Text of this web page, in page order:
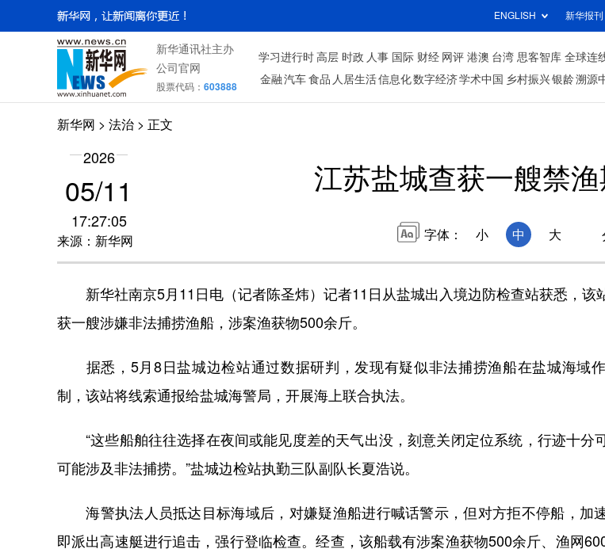
ENGLISH 新华报刊
新华通讯社主办
公司官网
股票代码： 603888
学习进行时 高层 时政 人事 国际 财经 网评 港澳 台湾 思客智库 全球连
金融 汽车 食品 人居生活信息化数字经济学术中国 乡村振兴银龄溯源
新华网 > 法治 > 正文
2026
05/11
17:27:05
来源：新华网
江苏盐城查获一艘禁
字体： 小 中 大
新华社南京5月11日电（记者陈圣炜）记者11日从盐城出入境边防检查站获悉，该
获一艘涉嫌非法捕捞渔船，涉案渔获物500余斤。
据悉，5月8日盐城边检站通过数据研判，发现有疑似非法捕捞渔船在盐城海域
制，该站将线索通报给盐城海警局，开展海上联合执法。
“这些船舶往往选择在夜间或能见度差的天气出没，刻意关闭定位系统，行迹十分
可能涉及非法捕捞。”盐城边检站执勤三队副队长夏浩说。
海警执法人员抵达目标海域后，对嫌疑渔船进行喊话警示，但对方拒不停船，加
即派出高速艇进行追击，强行登临检查。经查，该船载有涉案渔获物500余斤、渔网